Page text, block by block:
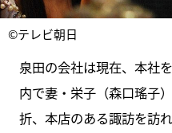
©テレビ朝日
泉田の会社は現在、本社
内で妻・栄子（森口瑤子
折、本店のある諏訪を訪